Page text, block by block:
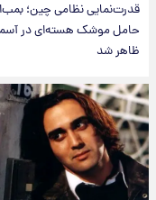
قدرت‌نمایی نظامی چین؛
حامل موشک هسته‌ای در
ظاهر شد